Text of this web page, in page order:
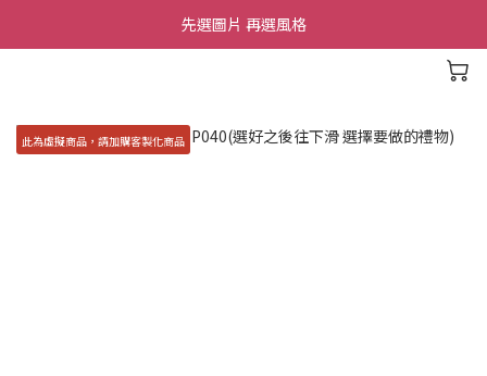
先選圖片 再選風格
此為虛擬商品，請加購客製化商品